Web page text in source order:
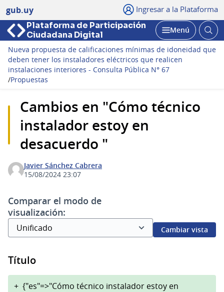
gub.uy Ingresar a la Plataforma
Plataforma de Participación
Ciudadana Digital
Abrir
Menú
Nueva propuesta de calificaciones mínimas de idoneidad que
deben tener los instaladores eléctricos que realicen
instalaciones interiores - Consulta Pública N° 67
/Propuestas
Cambios en "Cómo técnico
instalador estoy en
desacuerdo "
Javier Sánchez Cabrera
15/08/2024 23:07
Comparar el modo de
visualización:
Cambiar vista
Título
+ {"es"=>"Cómo técnico instalador estoy en